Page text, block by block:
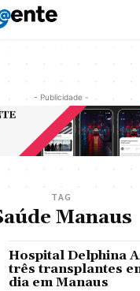
- Publicidade -
TAG
Manaus
Hospital Delphina
três transplantes
dia em Manaus